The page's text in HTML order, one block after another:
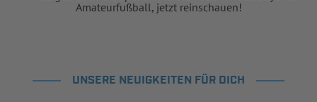
Amateurfußball, jetzt reinschauen!
UNSERE NEUIGKEITEN FÜR DICH